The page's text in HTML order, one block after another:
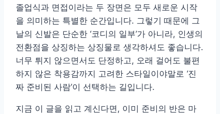
졸업식과 면접이라는 두 장면은 모두 새로운 시작
을 의미하는 특별한 순간입니다. 그렇기 때문에 그
날의 신발은 단순한 ‘코디의 일부’가 아니라, 인생의
전환점을 상징하는 상징물로 생각하셔도 좋습니다.
너무 튀지 않으면서도 단정하고, 오래 걸어도 불편
하지 않은 착용감까지 고려한 스타일이야말로 ‘진
짜 준비된 사람’이 선택하는 길입니다.
지금 이 글을 읽고 계신다면, 이미 준비의 반은 마